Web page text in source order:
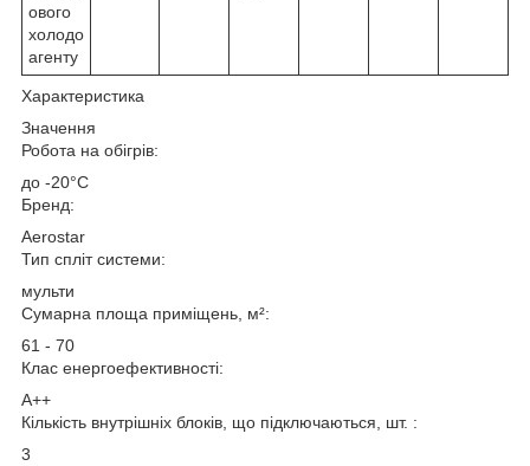
ового
холодо
агенту
Характеристика
Значення
Робота на обігрів:
до -20°C
Бренд:
Aerostar
Тип спліт системи:
мульти
Сумарна площа приміщень, м²:
61 - 70
Клас енергоефективності:
A++
Кількість внутрішніх блоків, що підключаються, шт. :
3